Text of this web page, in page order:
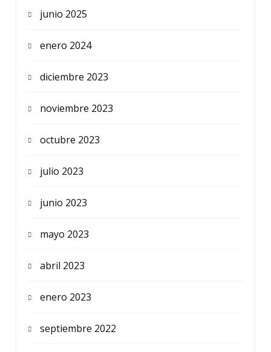
junio 2025
enero 2024
diciembre 2023
noviembre 2023
octubre 2023
julio 2023
junio 2023
mayo 2023
abril 2023
enero 2023
septiembre 2022